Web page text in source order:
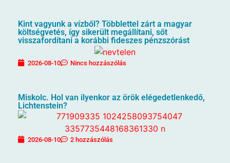
Kint vagyunk a vízből? Többlettel zárt a magyar
költségvetés, így sikerült megállítani, sőt
visszafordítani a korábbi fideszes pénzszórást
2026-08-10 Nincs hozzászólás
Miskolc. Hol van ilyenkor az örök elégedetlenkedő,
Lichtenstein?
2026-08-10 2 hozzászólás